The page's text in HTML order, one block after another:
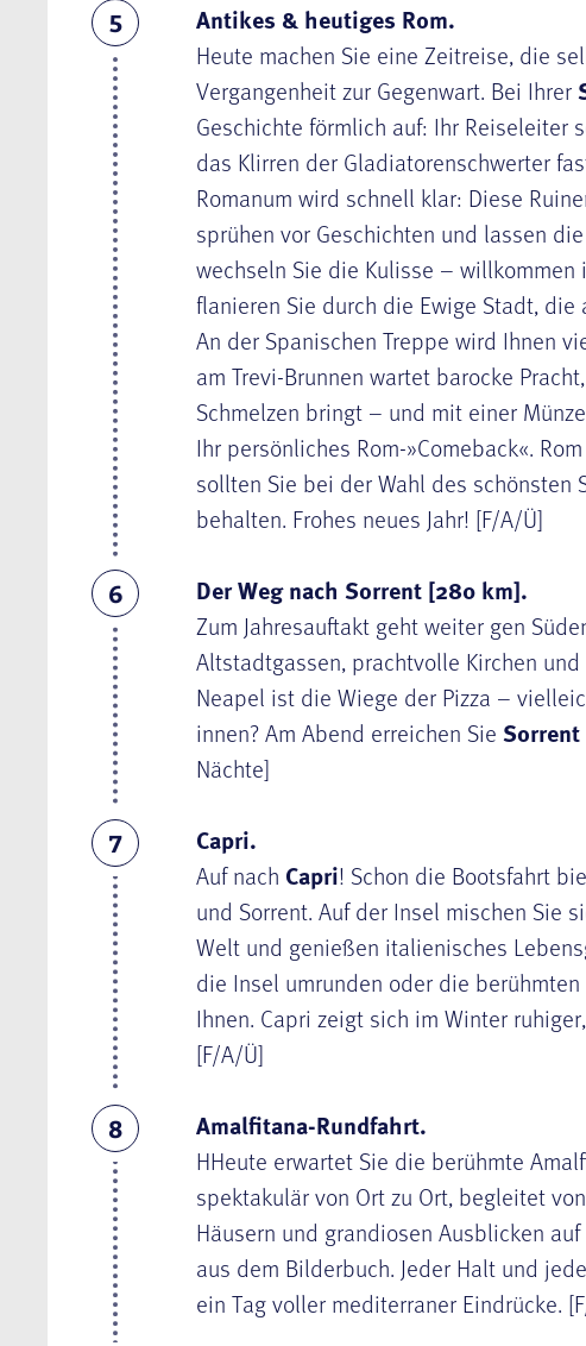
5
Antikes & heutiges Rom.
Heute machen Sie eine Zeitreise, die
Vergangenheit zur Gegenwart. Bei Ihrer
Geschichte förmlich auf: Ihr Reiseleiter
das Klirren der Gladiatorenschwerter
Romanum wird schnell klar: Diese
sprühen vor Geschichten und lassen
wechseln Sie die Kulisse – willkommen
flanieren Sie durch die Ewige Stadt,
An der Spanischen Treppe wird Ihnen
am Trevi-Brunnen wartet barocke
Schmelzen bringt – und mit einer
Ihr persönliches Rom-»Comeback«.
sollten Sie bei der Wahl des schönsten
behalten. Frohes neues Jahr! [F/A/Ü]
6
Der Weg nach Sorrent [280 km].
Zum Jahresauftakt geht weiter gen
Altstadtgassen, prachtvolle Kirchen
Neapel ist die Wiege der Pizza –
innen? Am Abend erreichen Sie Sorrent
Nächte]
7
Capri.
Auf nach Capri! Schon die Bootsfahrt
und Sorrent. Auf der Insel mischen Sie
Welt und genießen italienisches
die Insel umrunden oder die
Ihnen. Capri zeigt sich im Winter
[F/A/Ü]
8
Amalfitana-Rundfahrt.
HHeute erwartet Sie die berühmte
spektakulär von Ort zu Ort, begleitet
Häusern und grandiosen Ausblicken
aus dem Bilderbuch. Jeder Halt und
ein Tag voller mediterraner Eindrücke.